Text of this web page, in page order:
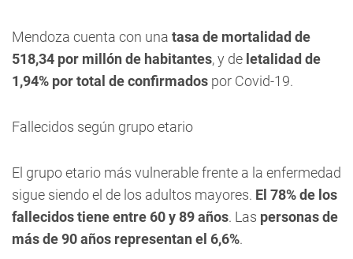
Mendoza cuenta con una tasa de mortalidad de
518,34 por millón de habitantes, y de letalidad de
1,94% por total de confirmados por Covid-19.
Fallecidos según grupo etario
El grupo etario más vulnerable frente a la enfermedad
sigue siendo el de los adultos mayores. El 78% de los
fallecidos tiene entre 60 y 89 años. Las personas de
más de 90 años representan el 6,6%.